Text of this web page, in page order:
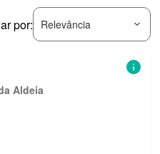
por: Relevância
Aldeia